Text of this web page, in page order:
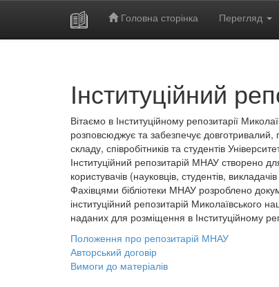
Головна сторінка Перегляд
Інституційний
Вітаємо в Інституційному репозитарії
розповсюджує та забезпечує довготривалий,
складу, співробітників та студентів
Інституційний репозитарій МНАУ створено
користувачів (науковців, студентів,
Фахівцями бібліотеки МНАУ розроблено
інституційний репозитарій Миколаївського
наданих для розміщення в Інституційному
Положення про репозитарій МНАУ
Авторський договір
Вимоги до матеріалів